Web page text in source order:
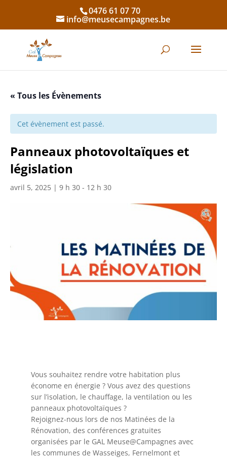
0476 61 07 70
info@meusecampagnes.be
« Tous les Évènements
Cet évènement est passé.
Panneaux photovoltaïques et
législation
avril 5, 2025 | 9 h 30 - 12 h 30
Vous souhaitez rendre votre habitation plus
économe en énergie ? Vous avez des questions
sur l’isolation, le chauffage, la ventilation ou les
panneaux photovoltaïques ?
Rejoignez-nous lors de nos Matinées de la
Rénovation, des conférences gratuites
organisées par le GAL Meuse@Campagnes avec
les communes de Wasseiges, Fernelmont et